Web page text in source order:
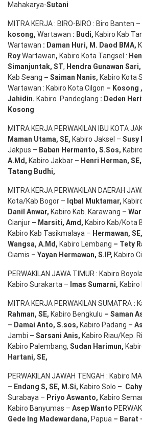
Mahakarya-Sutani
MITRA KERJA : BIRO-BIRO : Biro Banten
kosong, Wartawan : Budi, Kabiro Kab
Wartawan : Daman Huri, M. Daod BMA,
RoyWartawan, Kabiro Kota Tangsel :
Simanjuntak, ST, Hendra Gunawan Sari,
Kab Seang – Saiman Nanis, Kabiro Kota
Wartawan : Kabiro Kota Cilgon – Kosong ,
Jahidin. Kabiro Pandeglang : Deden
Kosong
MITRA KERJA PERWAKILAN IBU KOTA
Maman Utama, SE, Kabiro Jaksel – Susy
Jakpus – Baban Hermanto, S.Sos,
A.Md , Kabiro Jakbar – Henri Herman, SE,
Tatang Budhi,
MITRA KERJA PERWAKILAN DAERAH
Kota/Kab Bogor – Iqbal Muktamar,
Danil Anwar, Kabiro Kab. Karawang –
Cianjur – Marsiti, Amd , Kabiro Kab/Kota
Kabiro Kab Tasikmalaya – Hermawan, SE,
Wangsa, A.Md , Kabiro Lembang – Tety
Ciamis – Yayan Hermawan, S.IP, Kabiro
PERWAKILAN JAWA TIMUR : Kabiro
Kabiro Surakarta – Imas Sumarni, Kabiro
MITRA KERJA PERWAKILAN SUMATRA :
Rahman, SE, Kabiro Bengkulu – Saman
– Damai Anto, S.sos, Kabiro Padang –
Jambi – Sarsani Anis, Kabiro Riau/Kep.
Kabiro Palembang, Sudan Harimun,
Hartani, SE,
PERWAKILAN JAWAH TENGAH : Kabiro
– Endang S, SE, M.Si, Kabiro Solo –
Surabaya – Priyo Aswanto, Kabiro
Kabiro Banyumas – AsepWanto
Gede Ing Madewardana, Papua – Barat